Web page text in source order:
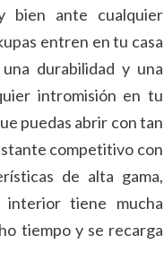
bien ante cualquier
entren en tu casa
durabilidad y una
intromisión en tu
puedas abrir con tan
competitivo con
de alta gama,
tiene mucha
tiempo y se recarga